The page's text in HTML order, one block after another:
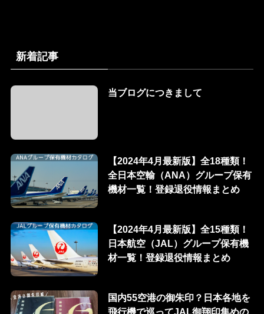
新着記事
当ブログにつきまして
【2024年4月最新版】全18種類！
全日本空輸（ANA）グループ保有
機材一覧！登録退役情報まとめ
【2024年4月最新版】全15種類！
日本航空（JAL）グループ保有機
材一覧！登録退役情報まとめ
国内55空港の御朱印？日本各地を
飛行機で巡ってJAL御翔印集めの